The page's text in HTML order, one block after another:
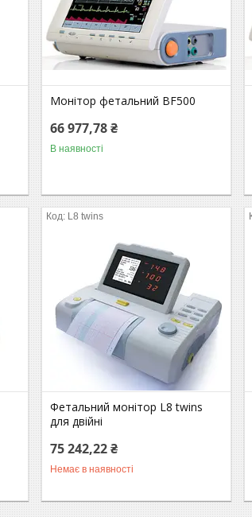
Монітор фетальний BF500
66 977,78 ₴
В наявності
L8 twins
Фетальний монітор L8 twins
для двійні
75 242,22 ₴
Немає в наявності